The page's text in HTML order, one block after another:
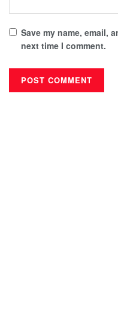
Save my name, email,
next time I comment.